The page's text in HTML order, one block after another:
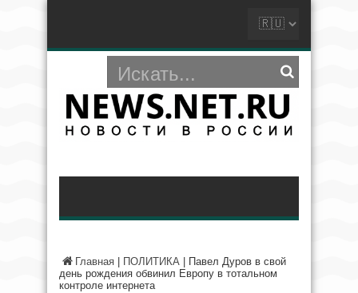
Главная ПОЛИТИКА
Павел Дуров в свой
день рождения обвинил Европу в тотальном
контроле интернета